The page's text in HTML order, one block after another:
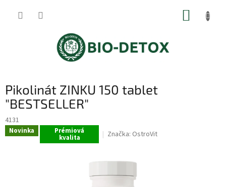
Pikolinát ZINKU 150 tablet
"BESTSELLER"
4131
Novinka Prémiová
kvalita Značka: OstroVit